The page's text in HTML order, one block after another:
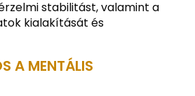
stabilitást, valamint a
kialakítását és
A MENTÁLIS